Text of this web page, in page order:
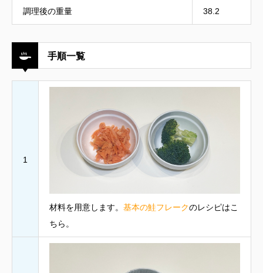
調理後の重量 38.2
手順一覧
1
材料を用意します。 基本の鮭フレークのレシピはこ
ちら。